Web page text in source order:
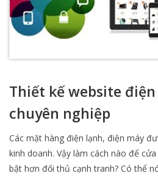
Thiết kế website
chuyên nghiệp
Các mặt hàng điện lạnh, điện máy
kinh doanh. Vậy làm cách nào để
bật hơn đối thủ cạnh tranh? Có thể